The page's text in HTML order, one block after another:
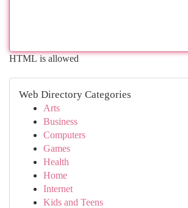
HTML is allowed
Web Directory Categories
Arts
Business
Computers
Games
Health
Home
Internet
Kids and Teens